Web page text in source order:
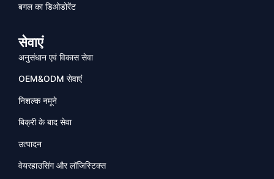
बगल का डिओडोरेंट
सेवाएं
अनुसंधान एवं विकास सेवा
OEM&ODM सेवाएं
निशल्क नमूने
बिक्री के बाद सेवा
उत्पादन
वेयरहाउसिंग और लॉजिस्टिक्स